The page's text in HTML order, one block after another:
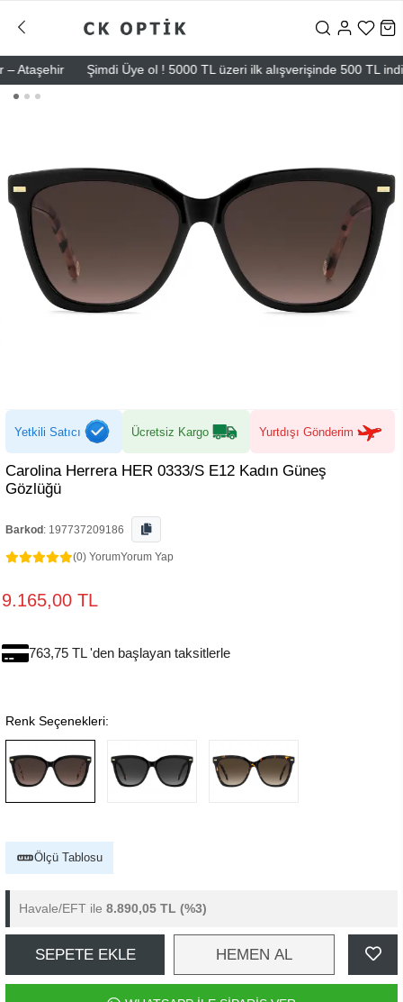
Şimdi Üye ol ! 5000 TL üzeri ilk alışverişinde 500 TL indirim
Yetkili Satıcı Ücretsiz Kargo Yurtdışı Gönderim
Carolina Herrera HER 0333/S E12 Kadın Güneş
Gözlüğü
Barkod : 197737209186
(0) YorumYorum Yap
9.165,00 TL
763,75 TL 'den başlayan taksitlerle
Renk Seçenekleri:
Ölçü Tablosu
Havale/EFT ile 8.890,05 TL (%3)
SEPETE EKLE HEMEN AL